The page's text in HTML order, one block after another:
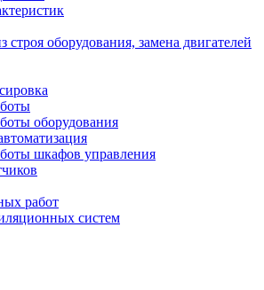
оборудования, замена двигателей
оборудования
шкафов управления
работ
систем